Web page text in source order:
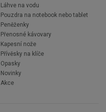
Láhve na vodu
Pouzdra na notebook nebo tablet
Peněženky
Přenosné kávovary
Kapesní nože
Přívěsky na klíče
Opasky
Novinky
Akce